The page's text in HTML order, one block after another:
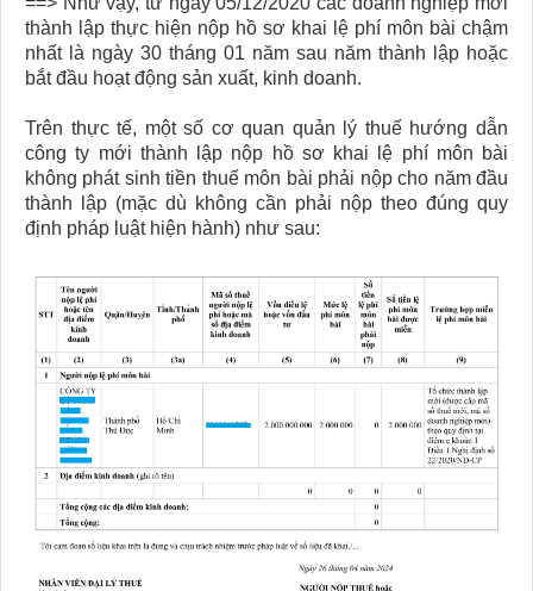
thành lập thực hiện nộp hồ sơ khai lệ phí môn bài chậm
nhất là ngày 30 tháng 01 năm sau năm thành lập hoặc
bắt đầu hoạt động sản xuất, kinh doanh.
Trên thực tế, một số cơ quan quản lý thuế hướng dẫn
công ty mới thành lập nộp hồ sơ khai lệ phí môn bài
không phát sinh tiền thuế môn bài phải nộp cho năm đầu
thành lập (mặc dù không cần phải nộp theo đúng quy
định pháp luật hiện hành) như sau: